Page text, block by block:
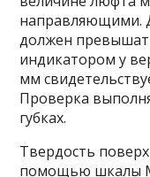
направляющими.
должен
индикатором у
мм
Проверка
губках.
Твердость
помощью шкалы